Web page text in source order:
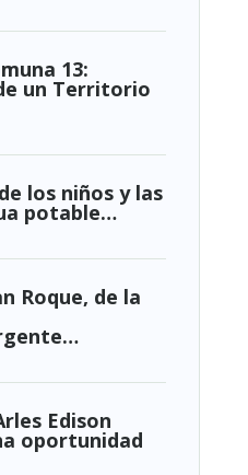
13:
un Territorio
los niños y las
potable…
Roque, de la
Edison
oportunidad